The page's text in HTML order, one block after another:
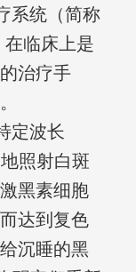
系统（简称
临床上是
治疗手
定波长
照射白斑
黑素细胞
达到复色
沉睡的黑